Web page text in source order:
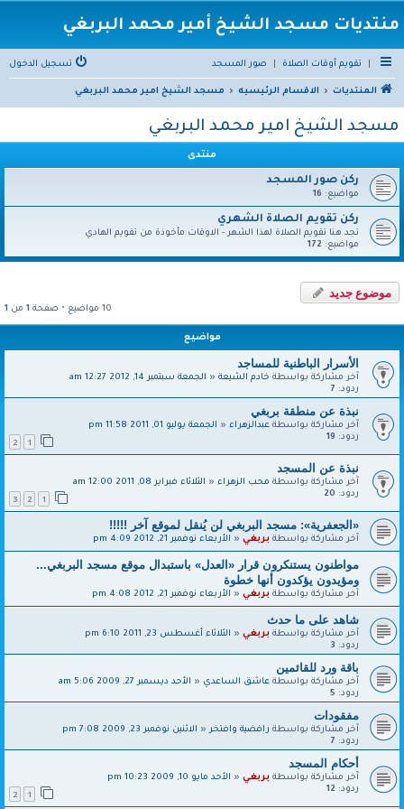
منتديات مسجد الشيخ أمير محمد البربغي
تقويم أوقات الصلاة صور المسجد تسجيل الدخول
المنتديات الاقسام الرئيسيه مسجد الشيخ امير محمد البربغي
مسجد الشيخ امير محمد البربغي
منتدى
ركن صور المسجد
مواضيع: 16
ركن تقويم الصلاة الشهري
تجد هنا تقويم الصلاة لهذا الشهر - الاوقات مأخوذة من تقويم الهادي
مواضيع: 172
موضوع جديد
10 مواضيع • صفحة 1 من 1
مواضيع
الأسرار الباطنية للمساجد
آخر مشاركة بواسطة خادم الشيعة « الجمعة سبتمبر 14, 2012 12:27 am
ردود: 7
نبذة عن منطقة بربغي
آخر مشاركة بواسطة عبدالزهراء « الجمعة يوليو 01, 2011 11:58 pm
ردود: 19
1
2
نبذة عن المسجد
آخر مشاركة بواسطة محب الزهراء « الثلاثاء فبراير 08, 2011 12:00 am
ردود: 20
1
2
3
«الجعفرية»: مسجد البربغي لن يُنقل لموقع آخر !!!!!
آخر مشاركة بواسطة بربغي « الأربعاء نوفمبر 21, 2012 4:09 pm
مواطنون يستنكرون قرار «العدل» باستبدال موقع مسجد البربغي...
ومؤيدون يؤكدون أنها خطوة
آخر مشاركة بواسطة بربغي « الأربعاء نوفمبر 21, 2012 4:08 pm
شاهد على ما حدث
آخر مشاركة بواسطة بربغي « الثلاثاء أغسطس 23, 2011 6:10 pm
ردود: 3
باقة ورد للقائمين
آخر مشاركة بواسطة عاشق الساعدي « الأحد ديسمبر 27, 2009 5:06 am
ردود: 5
مفقودات
آخر مشاركة بواسطة رافضية وافتخر « الاثنين نوفمبر 23, 2009 7:08 pm
ردود: 7
أحكام المسجد
آخر مشاركة بواسطة بربغي « الأحد مايو 10, 2009 10:23 pm
ردود: 12
1
2